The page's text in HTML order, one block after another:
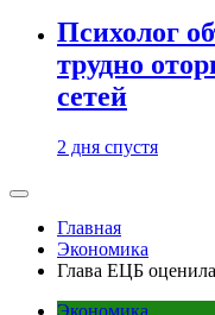
Психолог
трудно
сетей
2 дня спустя
Главная
Экономика
Глава ЕЦБ
Экономика